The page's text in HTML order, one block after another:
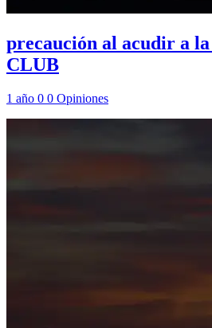
precaución al acudir a
CLUB
1 año 0 0 Opiniones